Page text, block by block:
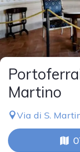
Martino
Via di S.